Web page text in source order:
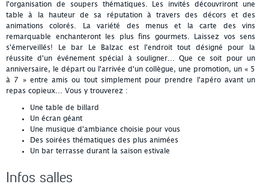
l'organisation de soupers thématiques. Les invités découvriront une
table à la hauteur de sa réputation à travers des décors et des
animations colorés. La variété des menus et la carte des vins
remarquable enchanteront les plus fins gourmets. Laissez vos sens
s'émerveillés! Le bar Le Balzac est l'endroit tout désigné pour la
réussite d'un événement spécial à souligner... Que ce soit pour un
anniversaire, le départ ou l'arrivée d'un collègue, une promotion, un « 5
à 7 » entre amis ou tout simplement pour prendre l'apéro avant un
repas copieux... Vous y trouverez :
Une table de billard
Un écran géant
Une musique d'ambiance choisie pour vous
Des soirées thématiques des plus animées
Un bar terrasse durant la saison estivale
Infos salles